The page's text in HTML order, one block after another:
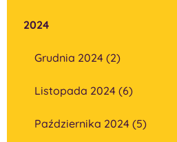
2024
Grudnia 2024 (2)
Listopada 2024 (6)
Października 2024 (5)